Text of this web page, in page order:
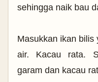
sehingga naik bau
Masukkan ikan bilis
air. Kacau rata.
garam dan kacau